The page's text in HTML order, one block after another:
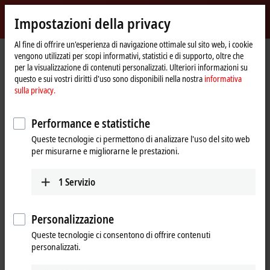
Beckhoff
-
New
Automation
Technology
Pagina
iniziale
Azienda
News
HOF Sonderanlagenbau: XTS Hygienic for the transport of pharmaceutical
products
Cliccando su "Accetta", mostriamo il video e modifichiamo
l'impostazione della privacy, caricando contenuti esterni da Vimeo.
informativa sulla privacy.
Impostazioni della privacy
Al fine di offrire un'esperienza di navigazione ottimale sul sito web, i cookie
vengono utilizzati per scopi informativi, statistici e di supporto, oltre che
per la visualizzazione di contenuti personalizzati. Ulteriori informazioni su
questo e sui vostri diritti d'uso sono disponibili nella nostra informativa
sulla privacy.
Performance e statistiche
Queste tecnologie ci permettono di analizzare l'uso del sito web
per misurarne e migliorarne le prestazioni.
1 Servizio
Personalizzazione
Queste tecnologie ci consentono di offrire contenuti
personalizzati.